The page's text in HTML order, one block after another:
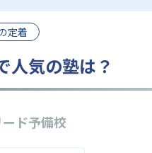
定着
人気の塾は？
ード予備校